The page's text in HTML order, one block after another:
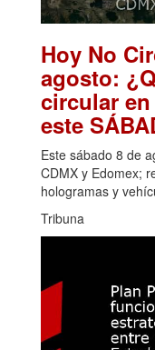
Hoy No
agosto:
circular en
este
Este sábado 8 de
CDMX y Edomex;
hologramas y
Tribuna